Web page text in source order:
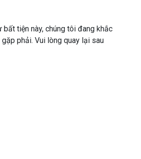
tiện này, chúng tôi đang khắc
phải. Vui lòng quay lại sau